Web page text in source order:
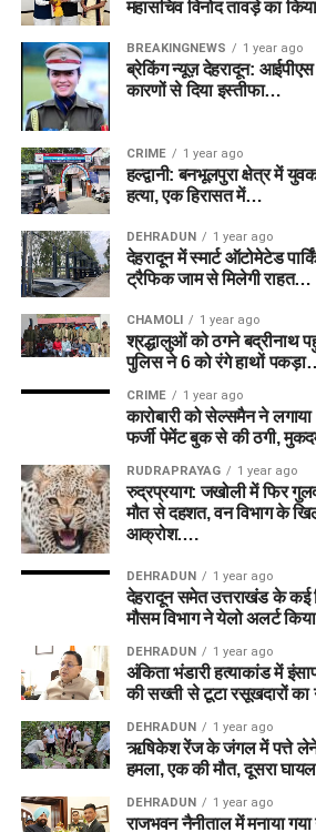
महासचिव विनोद तावड़े का
BREAKINGNEWS 1 year ago
ब्रेकिंग न्यूज़ देहरादून:
कारणों से दिया इस्तीफा…
CRIME 1 year ago
हल्द्वानी: बनभूलपुरा क्षेत्र में
हत्या, एक हिरासत में…
DEHRADUN 1 year ago
देहरादून में स्मार्ट ऑटोमेटेड
ट्रैफिक जाम से मिलेगी राहत…
CHAMOLI 1 year ago
श्रद्धालुओं को ठगने बद्रीनाथ
पुलिस ने 6 को रंगे हाथों
CRIME 1 year ago
कारोबारी को सेल्समैन ने
फर्जी पेमेंट बुक से की ठगी,
RUDRAPRAYAG 1 year ago
रुद्रप्रयाग: जखोली में फिर
मौत से दहशत, वन विभाग के
आक्रोश….
DEHRADUN 1 year ago
देहरादून समेत उत्तराखंड के कई
मौसम विभाग ने येलो अलर्ट
DEHRADUN 1 year ago
अंकिता भंडारी हत्याकांड में
की सख्ती से टूटा रसूखदारों
DEHRADUN 1 year ago
ऋषिकेश रेंज के जंगल में पत्ते लेने
हमला, एक की मौत, दूसरा
DEHRADUN 1 year ago
राजभवन नैनीताल में मनाया गया